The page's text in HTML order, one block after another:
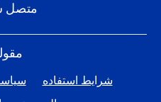
شرایط استفاده
متصل